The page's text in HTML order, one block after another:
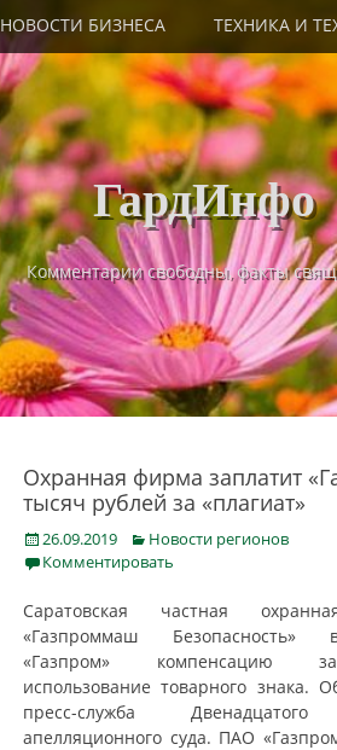
НОВОСТИ БИЗНЕСА ТЕХНИКА И
ГардИнфо
Комментарии свободны, факты
Охранная фирма заплатит
тысяч рублей за «плагиат»
Posted
on
26.09.2019 Categories
Новости регионов
Комментировать
Саратовская частная
«Газпроммаш
«Газпром» компенсацию
использование товарного знака.
пресс-служба Двенадцатого
апелляционного суда. ПАО